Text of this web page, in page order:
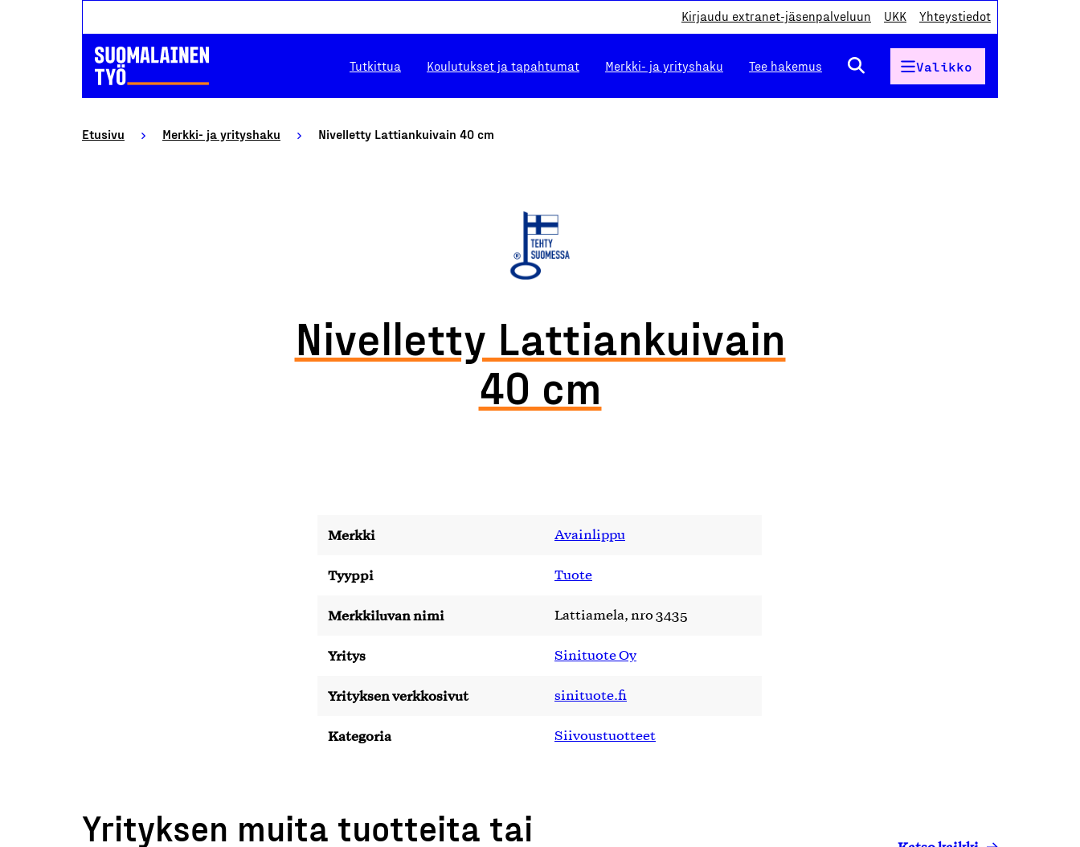
Kirjaudu extranet-jäsenpalveluun UKK Yhteystiedot
Tutkittua Koulutukset ja tapahtumat Merkki- ja yrityshaku Tee hakemus Valikko
Etusivu Merkki- ja yrityshaku Nivelletty Lattiankuivain 40 cm
Nivelletty Lattiankuivain
40 cm
Merkki Avainlippu
Tyyppi Tuote
Merkkiluvan nimi Lattiamela, nro 3435
Yritys Sinituote Oy
Yrityksen verkkosivut sinituote.fi
Kategoria Siivoustuotteet
Yrityksen muita tuotteita tai